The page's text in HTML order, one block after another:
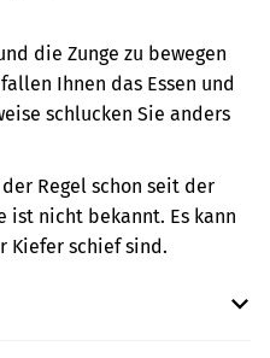
die Zunge zu bewegen
Ihnen das Essen und
schlucken Sie anders
Regel schon seit der
ist nicht bekannt. Es kann
Kiefer schief sind.